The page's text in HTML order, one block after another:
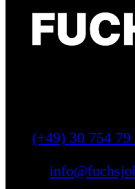
(+49) 30 754 79